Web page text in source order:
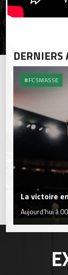
DERNIERS
#FCSMASSE
La victoire
Aujourd'hui à